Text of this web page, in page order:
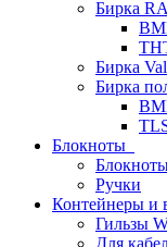
Бирка
Бирка
Бирка
Блокноты
Ручки
Контейнеры и
Гильзы
Для